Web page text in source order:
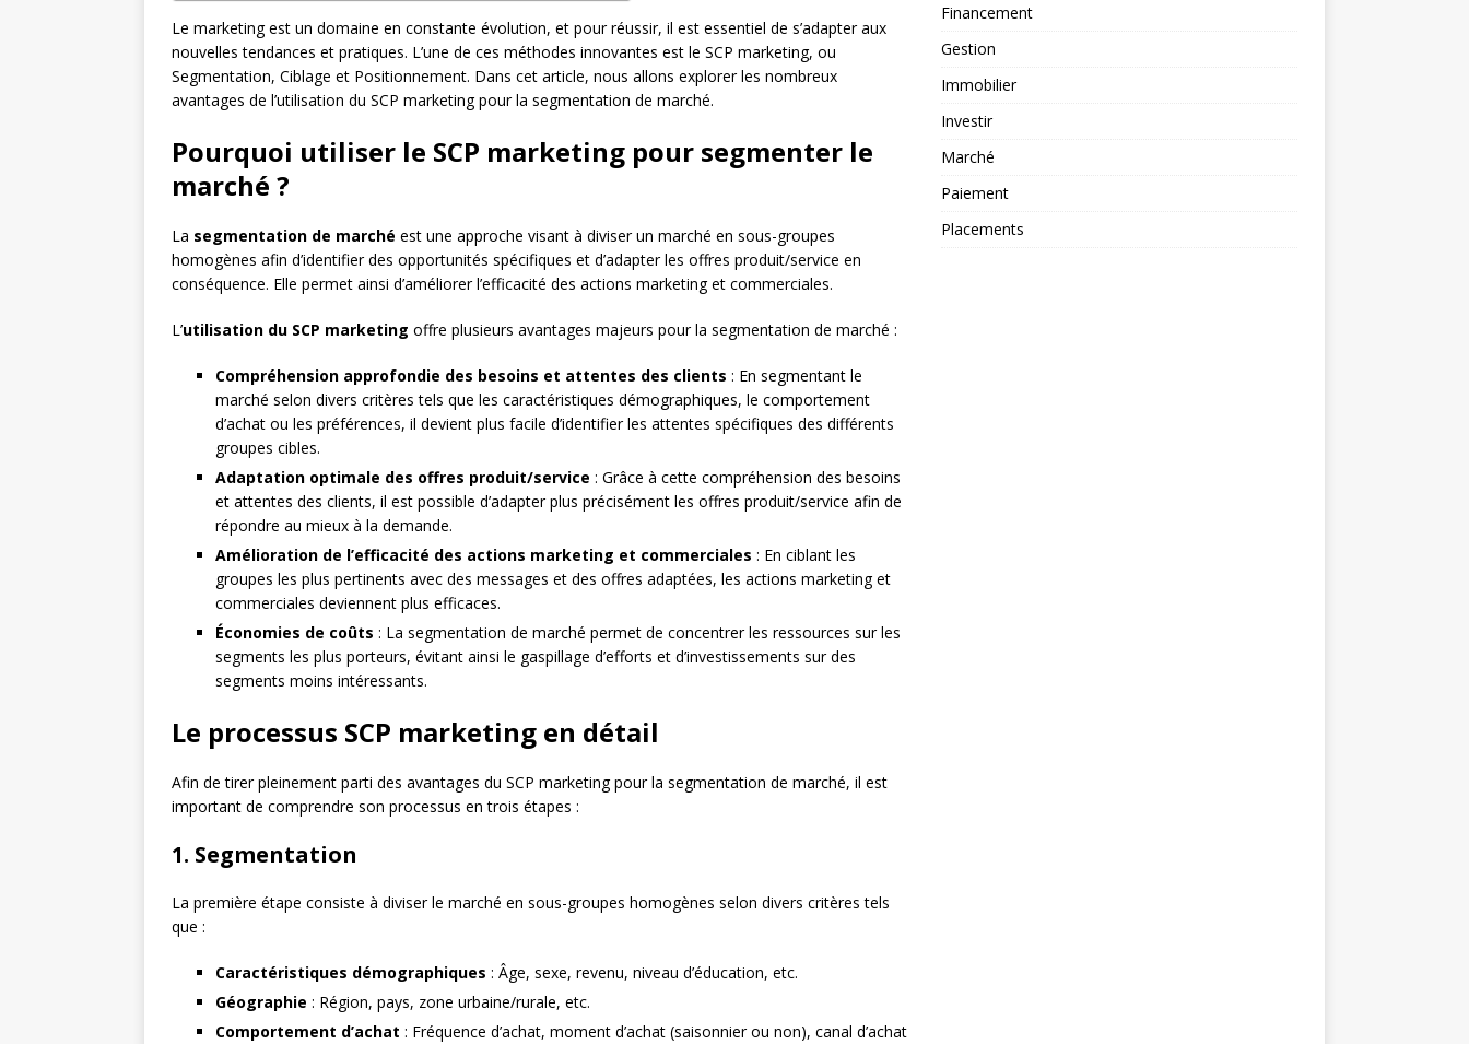
Le marketing est un domaine en constante évolution, et pour réussir, il est essentiel de s’adapter aux
nouvelles tendances et pratiques. L’une de ces méthodes innovantes est le SCP marketing, ou
Segmentation, Ciblage et Positionnement. Dans cet article, nous allons explorer les nombreux
avantages de l’utilisation du SCP marketing pour la segmentation de marché.
Pourquoi utiliser le SCP marketing pour segmenter le
marché ?
La segmentation de marché est une approche visant à diviser un marché en sous-groupes
homogènes afin d’identifier des opportunités spécifiques et d’adapter les offres produit/service en
conséquence. Elle permet ainsi d’améliorer l’efficacité des actions marketing et commerciales.
L’utilisation du SCP marketing offre plusieurs avantages majeurs pour la segmentation de marché :
Compréhension approfondie des besoins et attentes des clients : En segmentant le
marché selon divers critères tels que les caractéristiques démographiques, le comportement
d’achat ou les préférences, il devient plus facile d’identifier les attentes spécifiques des différents
groupes cibles.
Adaptation optimale des offres produit/service : Grâce à cette compréhension des besoins
et attentes des clients, il est possible d’adapter plus précisément les offres produit/service afin de
répondre au mieux à la demande.
Amélioration de l’efficacité des actions marketing et commerciales : En ciblant les
groupes les plus pertinents avec des messages et des offres adaptées, les actions marketing et
commerciales deviennent plus efficaces.
Économies de coûts : La segmentation de marché permet de concentrer les ressources sur les
segments les plus porteurs, évitant ainsi le gaspillage d’efforts et d’investissements sur des
segments moins intéressants.
Le processus SCP marketing en détail
Afin de tirer pleinement parti des avantages du SCP marketing pour la segmentation de marché, il est
important de comprendre son processus en trois étapes :
1. Segmentation
La première étape consiste à diviser le marché en sous-groupes homogènes selon divers critères tels
que :
Caractéristiques démographiques : Âge, sexe, revenu, niveau d’éducation, etc.
Géographie : Région, pays, zone urbaine/rurale, etc.
Comportement d’achat : Fréquence d’achat, moment d’achat (saisonnier ou non), canal d’achat
Financement
Gestion
Immobilier
Investir
Marché
Paiement
Placements